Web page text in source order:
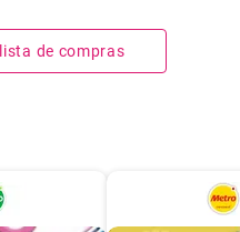
de compras